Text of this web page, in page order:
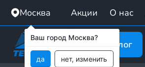
Москва Акции О нас
Каталог
Ваш город Москва?
да нет, изменить